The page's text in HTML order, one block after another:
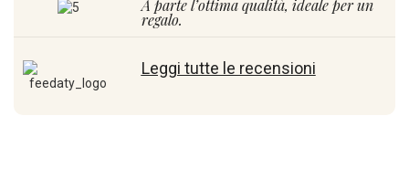
A parte l’ottima qualità, ideale per un
regalo.
Leggi tutte le recensioni